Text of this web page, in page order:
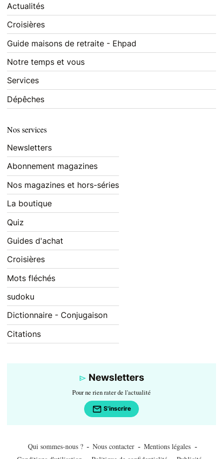
Actualités
Croisières
Guide maisons de retraite - Ehpad
Notre temps et vous
Services
Dépêches
Nos services
Newsletters
Abonnement magazines
Nos magazines et hors-séries
La boutique
Quiz
Guides d'achat
Croisières
Mots fléchés
sudoku
Dictionnaire - Conjugaison
Citations
Newsletters
Pour ne rien rater de l'actualité
S'inscrire
Qui sommes-nous ? - Nous contacter - Mentions légales -